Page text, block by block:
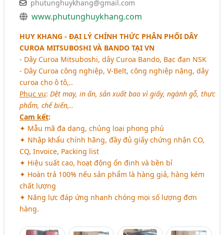
phutunghuykhang@gmail.com
www.phutunghuykhang.com
HUY KHANG - ĐẠI LÝ CHÍNH THỨC PHÂN PHỐI DÂY
CUROA MITSUBOSHI VÀ BANDO TẠI VN
- Dây Curoa Mitsuboshi, dây Curoa Bando, Bạc đạn NSK
- Dây Curoa công nghiệp, V-Belt, công nghiệp nặng, dây
curoa cho ô tô,..
Phục vụ:Dệt may, in ấn, sản xuất bao vì giấy, ngành gỗ, thực
phẩm, chế biến,..
Cam kết:
✦ Mẫu mã đa dạng, chủng loại phong phú
✦ Nhập khẩu chính hãng, đầy đủ giấy chứng nhận CO,
CQ, Invoice, Packing list
✦ Hiệu suất cao, hoạt động ổn định và bền bỉ
✦ Hoàn trả 100% nếu sản phẩm là hàng giả, hàng kém
chất lượng
✦ Năng lực đáp ứng nhanh chóng mọi số lượng đơn
hàng.